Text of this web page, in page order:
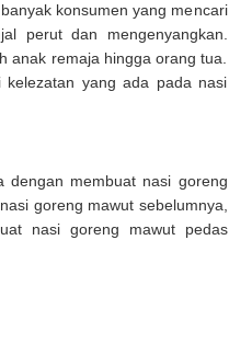
konsumen yang mencari
perut dan mengenyangkan.
anak remaja hingga orang tua.
kelezatan yang ada pada nasi
dengan membuat nasi goreng
goreng mawut sebelumnya,
nasi goreng mawut pedas